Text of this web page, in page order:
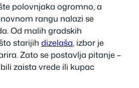
polovnjaka ogromno, a
rangu nalazi se
Od malih gradskih
starijih dizelaša, izbor je
Zato se postavlja pitanje –
zaista vrede ili kupac